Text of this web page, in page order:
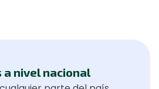
a nivel nacional